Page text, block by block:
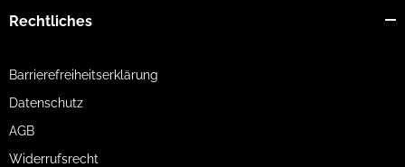
Rechtliches
Barrierefreiheitserklärung
Datenschutz
AGB
Widerrufsrecht